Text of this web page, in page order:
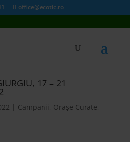
office@ecotic.ro
17 – 21
| Campanii, Orașe Curate,